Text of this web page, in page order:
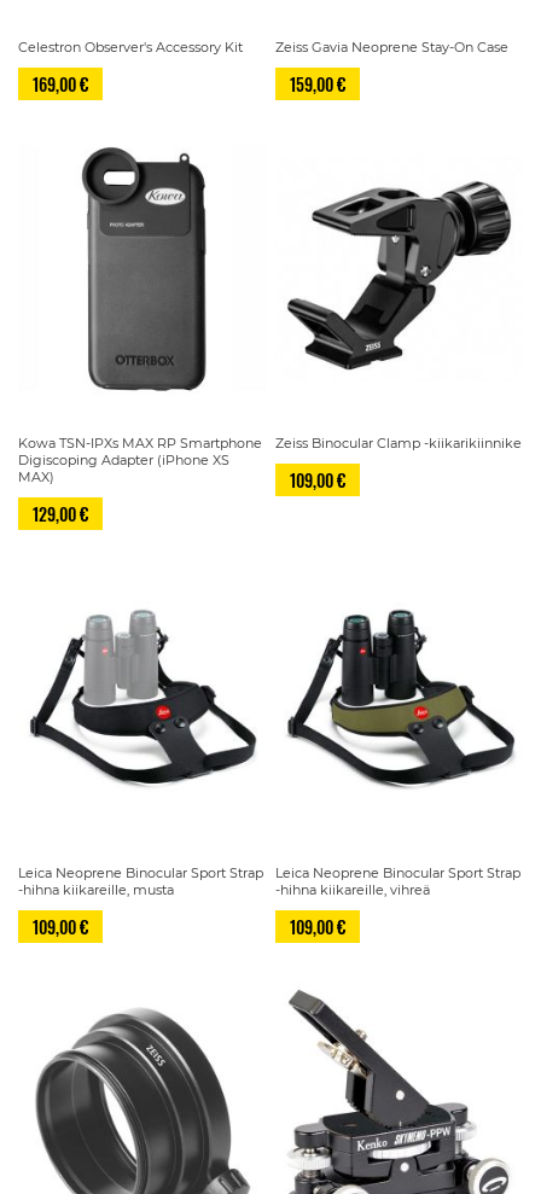
Celestron Observer's Accessory Kit
169,00 €
Zeiss Gavia Neoprene Stay-On Case
159,00 €
Kowa TSN-IPXs MAX RP Smartphone
Digiscoping Adapter (iPhone XS
MAX)
129,00 €
Zeiss Binocular Clamp -kiikarikiinnike
109,00 €
Leica Neoprene Binocular Sport Strap
-hihna kiikareille, musta
109,00 €
Leica Neoprene Binocular Sport Strap
-hihna kiikareille, vihreä
109,00 €